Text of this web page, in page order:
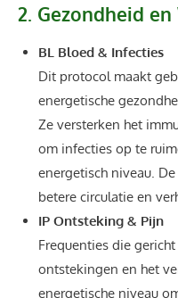
2. Gezondheid
BL Bloed & Infecties
Dit protocol maakt
energetische
Ze versterken het
om infecties op te
energetisch niveau.
betere circulatie en
IP Ontsteking & Pijn
Frequenties die
ontstekingen en het
energetische niveau